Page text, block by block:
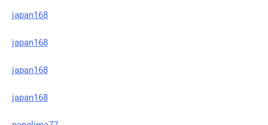
japan168
japan168
japan168
japan168